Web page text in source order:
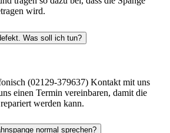
wird.
Was soll ich tun?
(02129-379637) Kontakt mit uns
einen Termin vereinbaren, damit die
werden kann.
normal sprechen?